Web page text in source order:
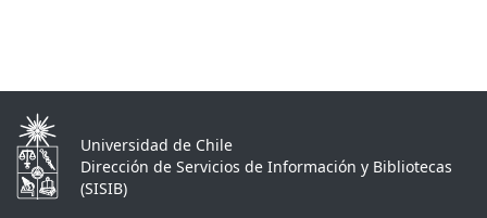
Universidad de Chile
Dirección de Servicios de Información y Bibliotecas
(SISIB)